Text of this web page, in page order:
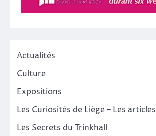
Actualités
Culture
Expositions
Les Curiosités de Liège – Les articles
Les Secrets du Trinkhall